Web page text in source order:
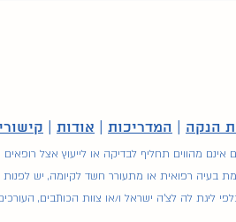
הנקה המדריכות אודות
מהווים תחליף לבדיקה או לייעוץ אצל רופאים
בעיה רפואית או מתעורר חשד לקיומה, יש
לה לצ'ה ישראל ו/או צוות הכותבים,